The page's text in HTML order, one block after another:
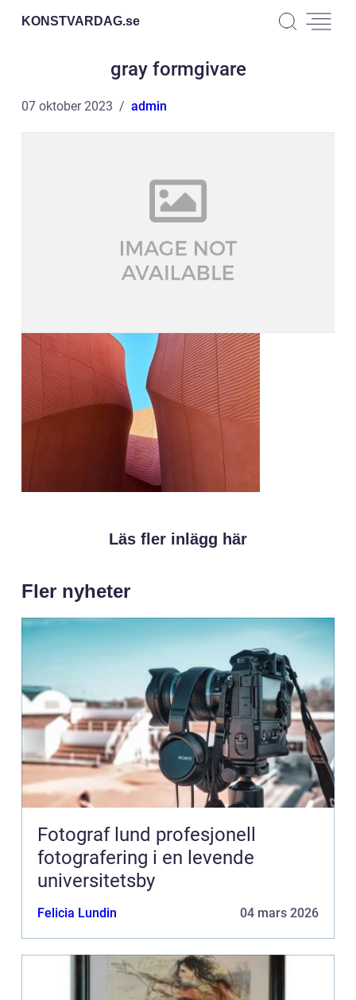
KONSTVARDAG.se
gray formgivare
07 oktober 2023 admin
Läs fler inlägg här
Fler nyheter
Fotograf lund profesjonell
fotografering i en levende
universitetsby
Felicia Lundin 04 mars 2026